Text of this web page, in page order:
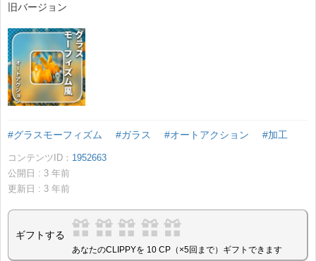
旧バージョン
#グラスモーフィズム #ガラス #オートアクション #加工
コンテンツID： 1952663
公開日 : 3 年前
更新日 : 3 年前
ギフトする
あなたのCLIPPYを 10 CP（×5回まで）ギフトできます